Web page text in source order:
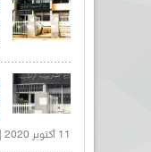
11 أكتوبر 2020 |